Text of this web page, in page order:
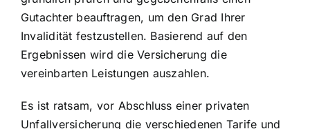
Gutachter beauftragen, um den Grad Ihrer
Invalidität festzustellen. Basierend auf den
Ergebnissen wird die Versicherung die
vereinbarten Leistungen auszahlen.
Es ist ratsam, vor Abschluss einer privaten
Unfallversicherung die verschiedenen Tarife und